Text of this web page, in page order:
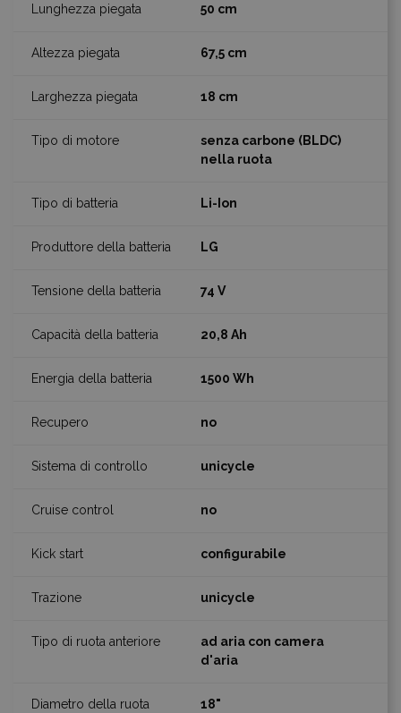
50 cm
67,5 cm
18 cm
senza carbone (BLDC)
nella ruota
Li-Ion
LG
74 V
20,8 Ah
1500 Wh
no
unicycle
no
configurabile
unicycle
ad aria con camera
d'aria
18"